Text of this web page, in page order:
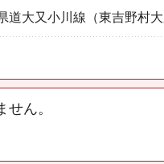
道大又小川線（東吉野村
ん。